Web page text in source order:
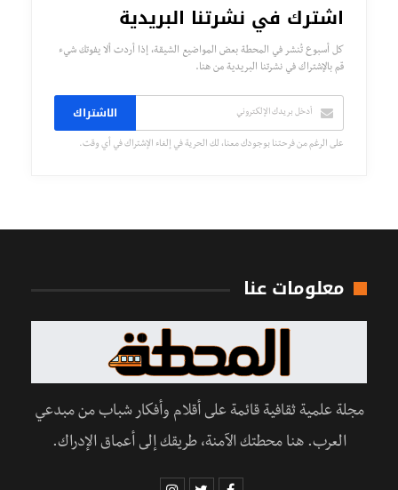
اشترك في نشرتنا البريدية
كل أسبوع تُنشر في المحطة بعض المواضيع الشيقة، إذا أردت ألا يفوتك شيء
قم بالإشتراك في نشرتنا البريدية من هنا.
الاشتراك
على الرغم من فرحتنا بوجودك معنا، لك الحرية في إلغاء الإشتراك في أي وقت.
معلومات عنا
مجلة علمية ثقافية قائمة على أقلام وأفكار شباب من مبدعي
العرب. هنا محطتك الآمنة، طريقك إلى أعماق الإدراك.